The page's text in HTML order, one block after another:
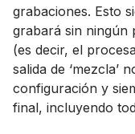
grabaciones. Esto
grabará sin ningún
(es decir, el
salida de ‘mezcla’
configuración y
final, incluyendo